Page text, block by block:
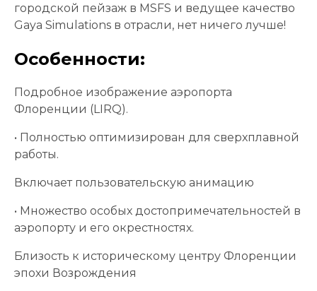
городской пейзаж в MSFS и ведущее качество
Gaya Simulations в отрасли, нет ничего лучше!
Особенности:
Подробное изображение аэропорта
Флоренции (LIRQ).
• Полностью оптимизирован для сверхплавной
работы.
Включает пользовательскую анимацию
• Множество особых достопримечательностей в
аэропорту и его окрестностях.
Близость к историческому центру Флоренции
эпохи Возрождения